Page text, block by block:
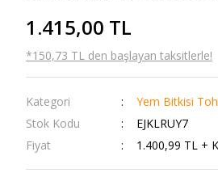
1.415,00 TL
*150,73 TL den başlayan taksitlerle!
Kategori
Yem Bitkisi
Stok Kodu
EJKLRUY7
Fiyat
1.400,99 TL +